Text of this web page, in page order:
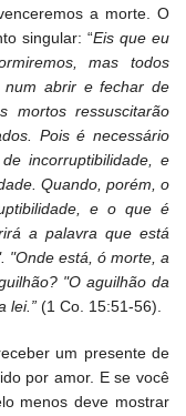
a morte. O
singular: “Eis que eu
mas todos
num abrir e fechar de
ressuscitarão
Pois é necessário
incorruptibilidade, e
Quando, porém, o
e o que é
a palavra que está
"Onde está, ó morte, a
"O aguilhão da
lei.” (1 Co. 15:51-56).
um presente de
por amor. E se você
menos deve mostrar